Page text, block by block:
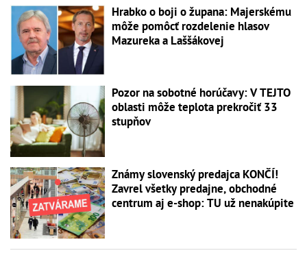
Hrabko o boji o župana: Majerskému
môže pomôcť rozdelenie hlasov
Mazureka a Laššákovej
Pozor na sobotné horúčavy: V TEJTO
oblasti môže teplota prekročiť 33
stupňov
Známy slovenský predajca KONČÍ!
Zavrel všetky predajne, obchodné
centrum aj e-shop: TU už nenakúpite